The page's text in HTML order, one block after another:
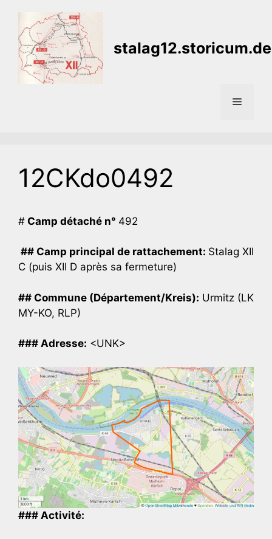
contenu
stalag12.storicum.de
Menu
12CKdo0492
# Camp détaché n° 492
## Camp principal de rattachement: Stalag XII
C (puis XII D après sa fermeture)
## Commune (Département/Kreis): Urmitz (LK
MY-KO, RLP)
### Adresse: <UNK>
### Activité: